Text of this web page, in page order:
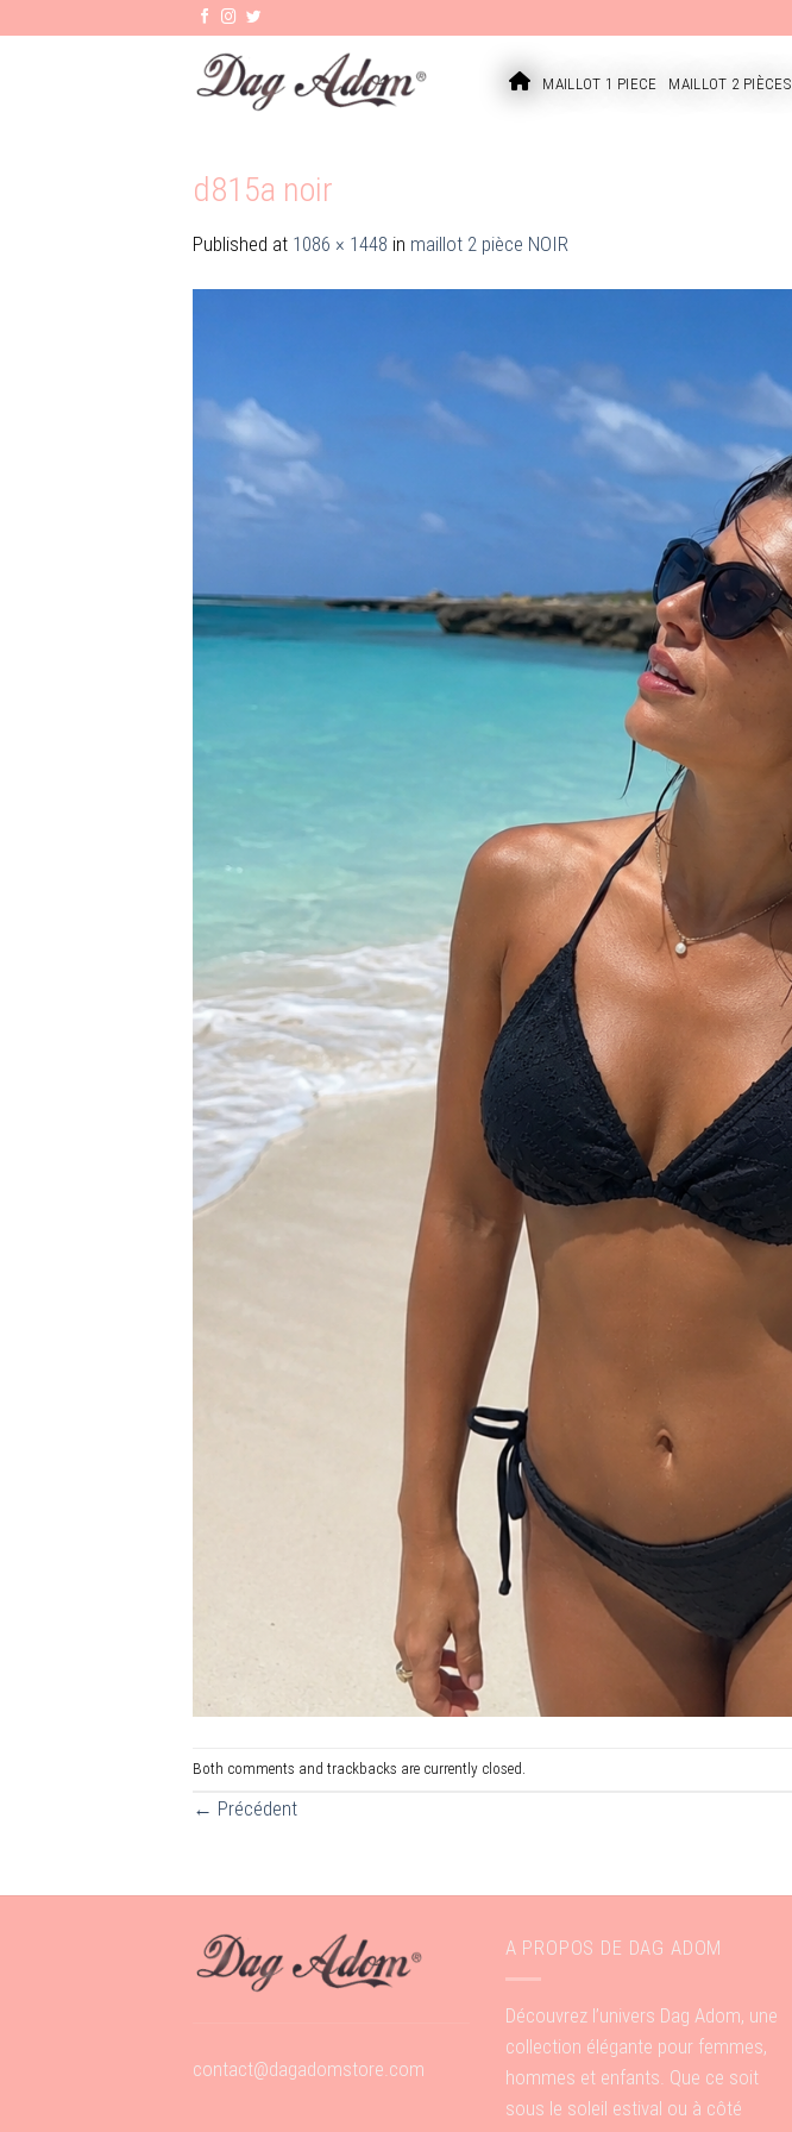
ACCUEILMAILLOT 1 PIECE MAILLOT 2 PIÈCES
d815a noir
Published at 1086 × 1448 in maillot 2 pièce NOIR
Both comments and trackbacks are currently closed.
← Précédent
contact@dagadomstore.com
A PROPOS DE DAG ADOM
Découvrez l’univers Dag Adom, une
collection élégante pour femmes,
hommes et enfants. Que ce soit
sous le soleil estival ou à côté